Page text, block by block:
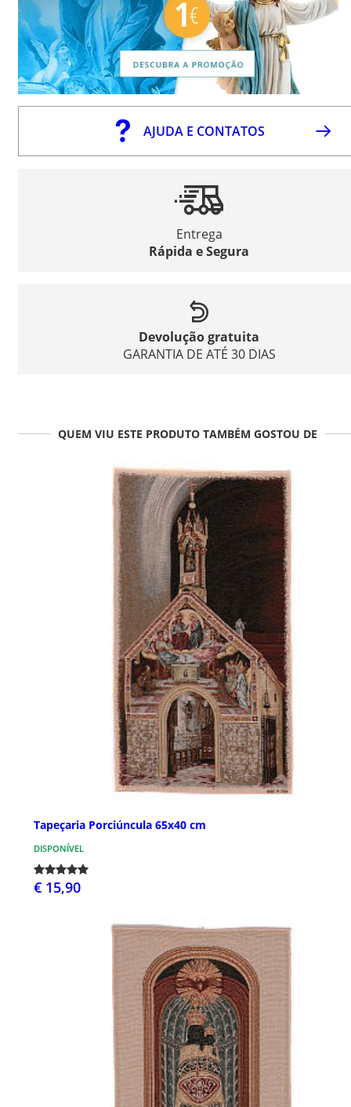
AJUDA E CONTATOS
Entrega
Rápida e Segura
Devolução gratuita
GARANTIA DE ATÉ 30 DIAS
QUEM VIU ESTE PRODUTO TAMBÉM GOSTOU DE
Tapeçaria Porciúncula 65x40 cm
DISPONÍVEL
€ 15,90